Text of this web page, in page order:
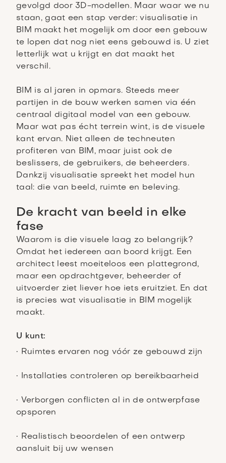
gevolgd door 3D-modellen. Maar waar we nu
staan, gaat een stap verder: visualisatie in
BIM maakt het mogelijk om door een gebouw
te lopen dat nog niet eens gebouwd is. U ziet
letterlijk wat u krijgt en dat maakt het
verschil.
BIM is al jaren in opmars. Steeds meer
partijen in de bouw werken samen via één
centraal digitaal model van een gebouw.
Maar wat pas écht terrein wint, is de visuele
kant ervan. Niet alleen de techneuten
profiteren van BIM, maar juist ook de
beslissers, de gebruikers, de beheerders.
Dankzij visualisatie spreekt het model hun
taal: die van beeld, ruimte en beleving.
De kracht van beeld in elke
fase
Waarom is die visuele laag zo belangrijk?
Omdat het iedereen aan boord krijgt. Een
architect leest moeiteloos een plattegrond,
maar een opdrachtgever, beheerder of
uitvoerder ziet liever hoe iets eruitziet. En dat
is precies wat visualisatie in BIM mogelijk
maakt.
U kunt:
• Ruimtes ervaren nog vóór ze gebouwd zijn
• Installaties controleren op bereikbaarheid
• Verborgen conflicten al in de ontwerpfase
opsporen
• Realistisch beoordelen of een ontwerp
aansluit bij uw wensen